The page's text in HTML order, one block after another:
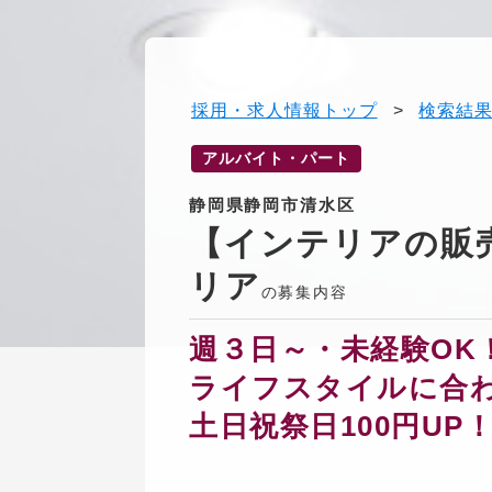
採用・求人情報トップ > 検索結
アルバイト・パート
静岡県静岡市清水区
【インテリアの
リア の募集内容
週３日～・未経験OK
ライフスタイルに合
土日祝祭日100円UP